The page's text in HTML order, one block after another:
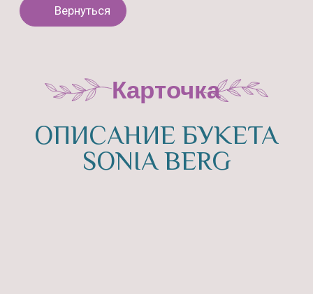
SONIA BERG
Карточка